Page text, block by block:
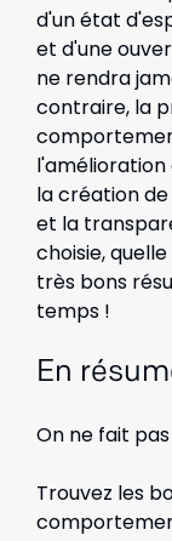
d'un état
et d'une
ne rendra
contraire, la
la création
et la
choisie,
très bons
temps !
En
On ne fait
Trouvez les